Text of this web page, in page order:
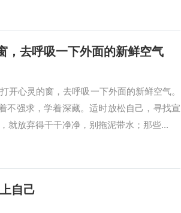
，去呼吸一下外面的新鲜空气
开心灵的窗，去呼吸一下外面的新鲜空气。
不强求，学着深藏。适时放松自己，寻找宣
就放弃得干干净净，别拖泥带水；那些...
自己